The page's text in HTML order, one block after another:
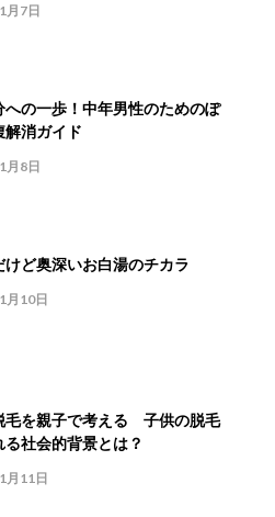
月7日
への一歩！中年男性のためのぽ
解消ガイド
月8日
けど奥深いお白湯のチカラ
月10日
毛を親子で考える 子供の脱毛
社会的背景とは？
月11日